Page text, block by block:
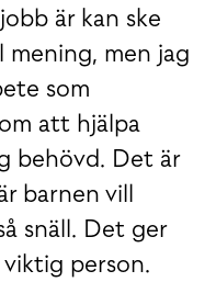
är kan ske
men jag
som
att hjälpa
behövd. Det är
barnen vill
snäll. Det ger
person.